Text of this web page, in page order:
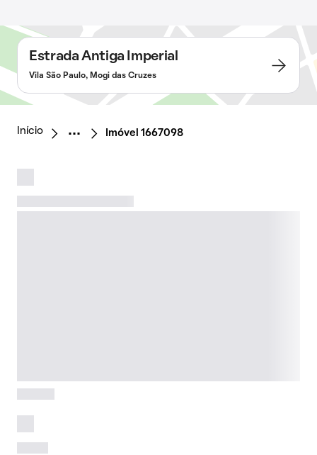
Estrada Antiga Imperial
Vila São Paulo, Mogi das Cruzes
Início Imóvel 1667098